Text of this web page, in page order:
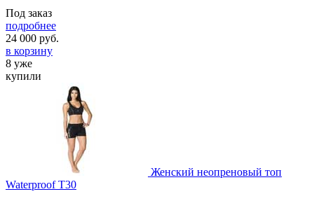
Под заказ
подробнее
24 000 руб.
в корзину
8 уже
купили
Женский неопреновый топ
Waterproof T30